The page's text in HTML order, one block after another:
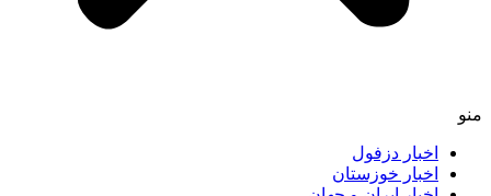
اخبار دزفول
اخبار خوزستان